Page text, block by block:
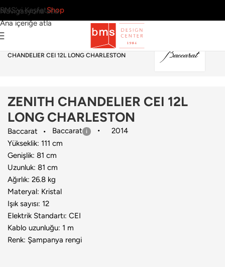
Navigasyona atla
Ana içeriğe atla
BMS’yi KeşfetShop
›Baccarat
ZENITH
CHANDELIER CEI 12L LONG CHARLESTON
ZENITH CHANDELIER CEI 12L
LONG CHARLESTON
Baccarat Baccarat
2014
Yükseklik: 111 cm
Genişlik: 81 cm
Uzunluk: 81 cm
Ağırlık: 26.8 kg
Materyal: Kristal
Işık sayısı: 12
Elektrik Standartı: CEI
Kablo uzunluğu: 1 m
Renk: Şampanya rengi